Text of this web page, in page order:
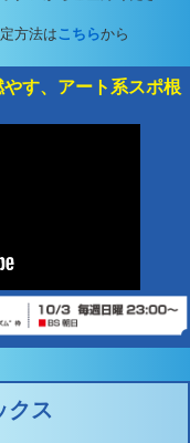
方法はこちらから
す、アート系スポ根
クス